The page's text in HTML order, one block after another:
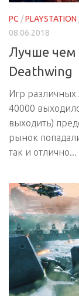
PC /PLAYSTATION
08.06.2018
Лучше чем
Deathwing
Игр
40000
выходить)
рынок
так и отлично...